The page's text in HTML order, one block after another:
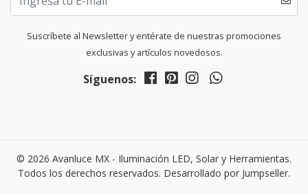
Suscríbete al Newsletter y entérate de nuestras promociones
exclusivas y artículos novedosos.
Síguenos:
© 2026 Avanluce MX - Iluminación LED, Solar y Herramientas.
Todos los derechos reservados. Desarrollado por Jumpseller.